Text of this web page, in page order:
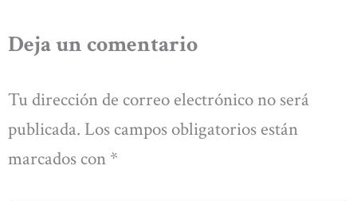
Deja un comentario
Tu dirección de correo electrónico no será
publicada. Los campos obligatorios están
marcados con *